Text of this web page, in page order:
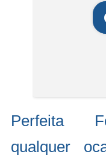
Perfeita
qualquer